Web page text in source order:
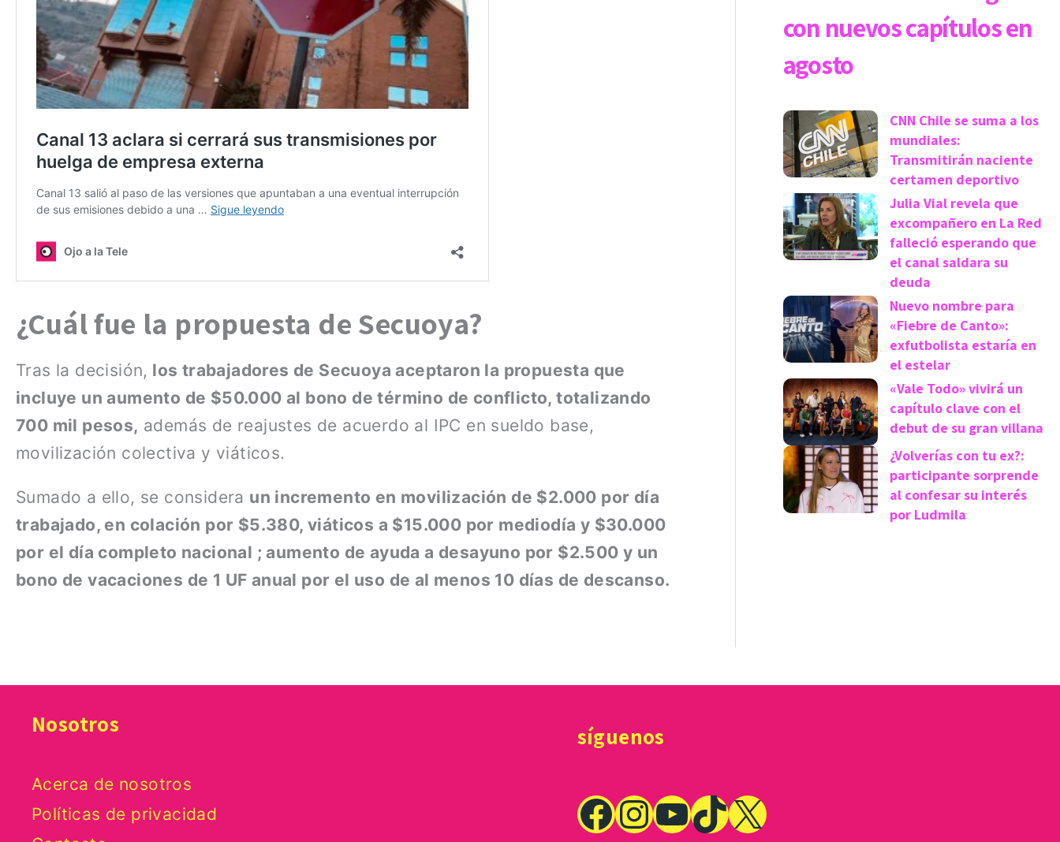
¿Cuál fue la propuesta de Secuoya?
Tras la decisión, los trabajadores de Secuoya aceptaron la propuesta que
incluye un aumento de $50.000 al bono de término de conflicto, totalizando
700 mil pesos, además de reajustes de acuerdo al IPC en sueldo base,
movilización colectiva y viáticos.
Sumado a ello, se considera un incremento en movilización de $2.000 por día
trabajado, en colación por $5.380, viáticos a $15.000 por mediodía y $30.000
por el día completo nacional ; aumento de ayuda a desayuno por $2.500 y un
bono de vacaciones de 1 UF anual por el uso de al menos 10 días de descanso.
con nuevos capítulos en
agosto
CNN Chile se suma a los
mundiales:
Transmitirán naciente
certamen deportivo
Julia Vial revela que
excompañero en La Red
falleció esperando que
el canal saldara su
deuda
Nuevo nombre para
«Fiebre de Canto»:
exfutbolista estaría en
el estelar
«Vale Todo» vivirá un
capítulo clave con el
debut de su gran villana
¿Volverías con tu ex?:
participante sorprende
al confesar su interés
por Ludmila
Nosotros
Acerca de nosotros
Políticas de privacidad
síguenos